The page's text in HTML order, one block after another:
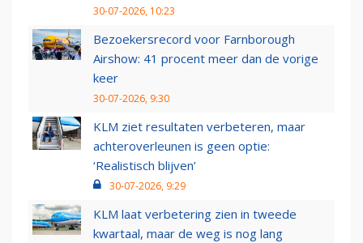
30-07-2026, 10:23
Bezoekersrecord voor Farnborough
Airshow: 41 procent meer dan de vorige
keer
30-07-2026, 9:30
KLM ziet resultaten verbeteren, maar
achteroverleunen is geen optie:
‘Realistisch blijven’
30-07-2026, 9:29
KLM laat verbetering zien in tweede
kwartaal, maar de weg is nog lang